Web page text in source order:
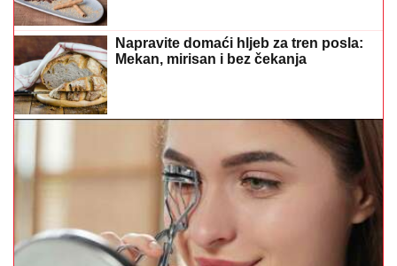
Napravite domaći hljeb za tren posla:
Mekan, mirisan i bez čekanja